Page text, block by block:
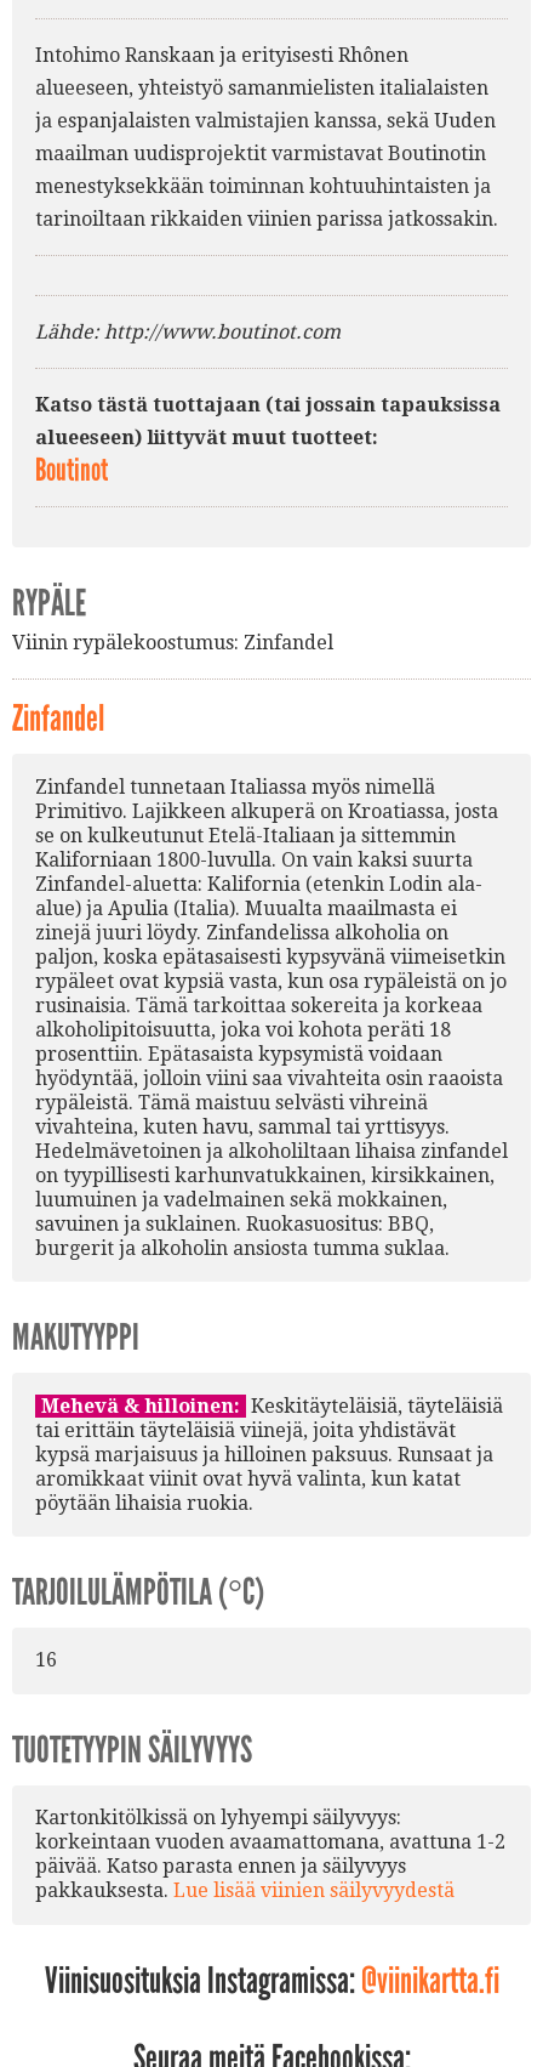
Intohimo Ranskaan ja erityisesti Rhônen
alueeseen, yhteistyö samanmielisten italialaisten
ja espanjalaisten valmistajien kanssa, sekä Uuden
maailman uudisprojektit varmistavat Boutinotin
menestyksekkään toiminnan kohtuuhintaisten ja
tarinoiltaan rikkaiden viinien parissa jatkossakin.
Lähde: http://www.boutinot.com
Katso tästä tuottajaan (tai jossain tapauksissa
alueeseen) liittyvät muut tuotteet:
Boutinot
RYPÄLE
Viinin rypälekoostumus: Zinfandel
Zinfandel
Zinfandel tunnetaan Italiassa myös nimellä
Primitivo. Lajikkeen alkuperä on Kroatiassa, josta
se on kulkeutunut Etelä-Italiaan ja sittemmin
Kaliforniaan 1800-luvulla. On vain kaksi suurta
Zinfandel-aluetta: Kalifornia (etenkin Lodin ala-
alue) ja Apulia (Italia). Muualta maailmasta ei
zinejä juuri löydy. Zinfandelissa alkoholia on
paljon, koska epätasaisesti kypsyvänä viimeisetkin
rypäleet ovat kypsiä vasta, kun osa rypäleistä on jo
rusinaisia. Tämä tarkoittaa sokereita ja korkeaa
alkoholipitoisuutta, joka voi kohota peräti 18
prosenttiin. Epätasaista kypsymistä voidaan
hyödyntää, jolloin viini saa vivahteita osin raaoista
rypäleistä. Tämä maistuu selvästi vihreinä
vivahteina, kuten havu, sammal tai yrttisyys.
Hedelmävetoinen ja alkoholiltaan lihaisa zinfandel
on tyypillisesti karhunvatukkainen, kirsikkainen,
luumuinen ja vadelmainen sekä mokkainen,
savuinen ja suklainen. Ruokasuositus: BBQ,
burgerit ja alkoholin ansiosta tumma suklaa.
MAKUTYYPPI
Mehevä & hilloinen: Keskitäyteläisiä, täyteläisiä
tai erittäin täyteläisiä viinejä, joita yhdistävät
kypsä marjaisuus ja hilloinen paksuus. Runsaat ja
aromikkaat viinit ovat hyvä valinta, kun katat
pöytään lihaisia ruokia.
TARJOILULÄMPÖTILA (°C)
16
TUOTETYYPIN SÄILYVYYS
Kartonkitölkissä on lyhyempi säilyvyys:
korkeintaan vuoden avaamattomana, avattuna 1-2
päivää. Katso parasta ennen ja säilyvyys
pakkauksesta. Lue lisää viinien säilyvyydestä
Viinisuosituksia Instagramissa:@viinikartta.fi